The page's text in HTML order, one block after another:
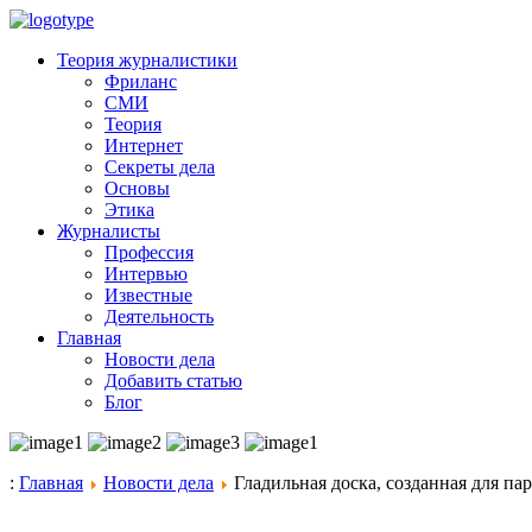
Теория журналистики
Фриланс
СМИ
Теория
Интернет
Секреты дела
Основы
Этика
Журналисты
Профессия
Интервью
Известные
Деятельность
Главная
Новости дела
Добавить статью
Блог
: Главная Новости дела Гладильная доска, созданная для